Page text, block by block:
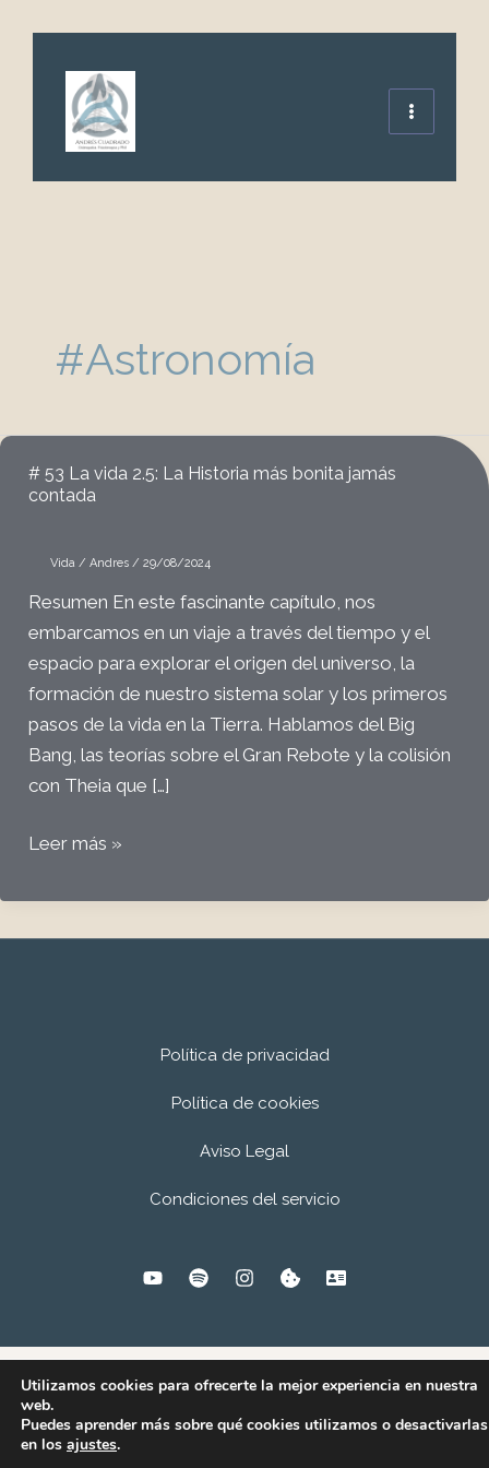
contenido
#Astronomía
# 53 La vida 2.5: La Historia más bonita jamás
contada
Vida / Andres / 29/08/2024
Resumen En este fascinante capítulo, nos
embarcamos en un viaje a través del tiempo y el
espacio para explorar el origen del universo, la
formación de nuestro sistema solar y los primeros
pasos de la vida en la Tierra. Hablamos del Big
Bang, las teorías sobre el Gran Rebote y la colisión
con Theia que […]
#
La
vida
Leer más »
Política de privacidad
Política de cookies
Aviso Legal
Condiciones del servicio
© 2026Andrés Cuadrado.
Utilizamos cookies para ofrecerte la mejor experiencia en nuestra
web.
Puedes aprender más sobre qué cookies utilizamos o desactivarlas
en los ajustes.